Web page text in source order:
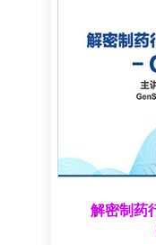
解密制药